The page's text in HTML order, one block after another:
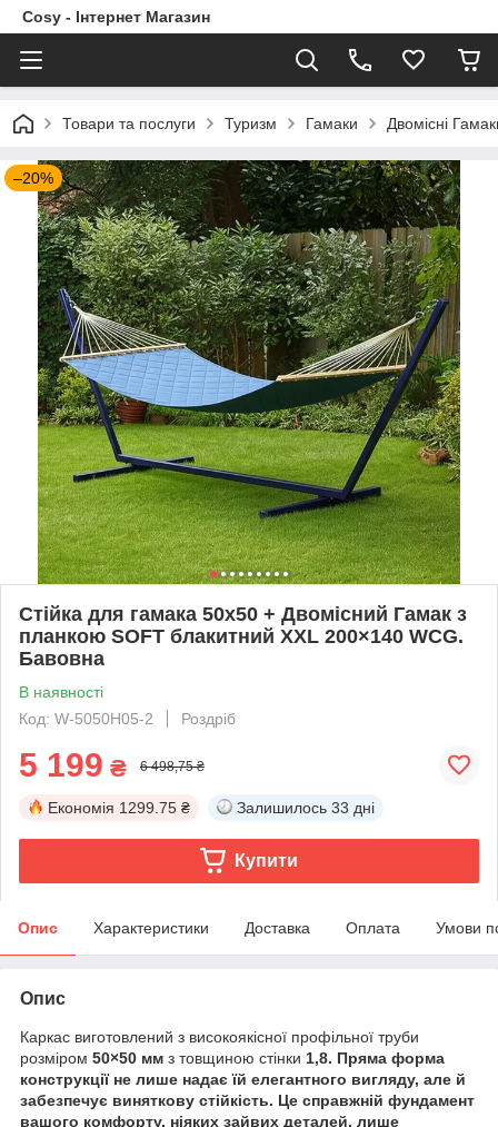
Cosy - Інтернет Магазин
Товари та послуги Туризм Гамаки Двомісні
–20%
Стійка для гамака 50х50 + Двомісний Гамак з
планкою SOFT блакитний XXL 200×140 WCG.
Бавовна
В наявності
Код: W-5050H05-2
Роздріб
5 199 ₴ 6 498,75 ₴
Економія 1299.75 ₴ Залишилось 33 дні
Купити
Опис Характеристики Доставка Оплата Умови
Опис
Каркас виготовлений з високоякісної профільної труби
розміром 50×50 мм з товщиною стінки 1,8. Пряма форма
конструкції не лише надає їй елегантного вигляду, але й
забезпечує виняткову стійкість. Це справжній фундамент
вашого комфорту. ніяких зайвих деталей, лише